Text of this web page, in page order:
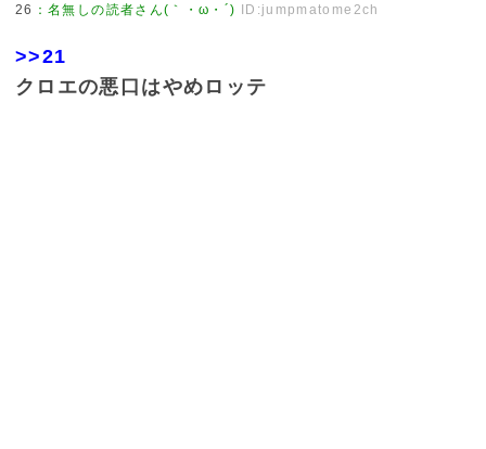
26 ：名無しの読者さん(｀・ω・´) ID:jumpmatome2ch
>>21
クロエの悪口はやめロッテ